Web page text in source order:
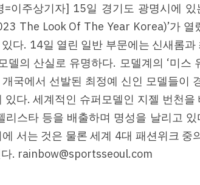
=이주상기자] 15일 경기도 광명시에
The Look Of The Year Korea)’가 열
다. 14일 열린 일반 부문에는 신새롬과
델의 산실로 유명하다. 모델계의 ‘미스
국에서 선발된 최정예 신인 모델들이
있다. 세계적인 슈퍼모델인 지젤 번천
리스타 등을 배출하며 명성을 날리고
서는 것은 물론 세계 4대 패션위크 중
. rainbow@sportsseoul.com